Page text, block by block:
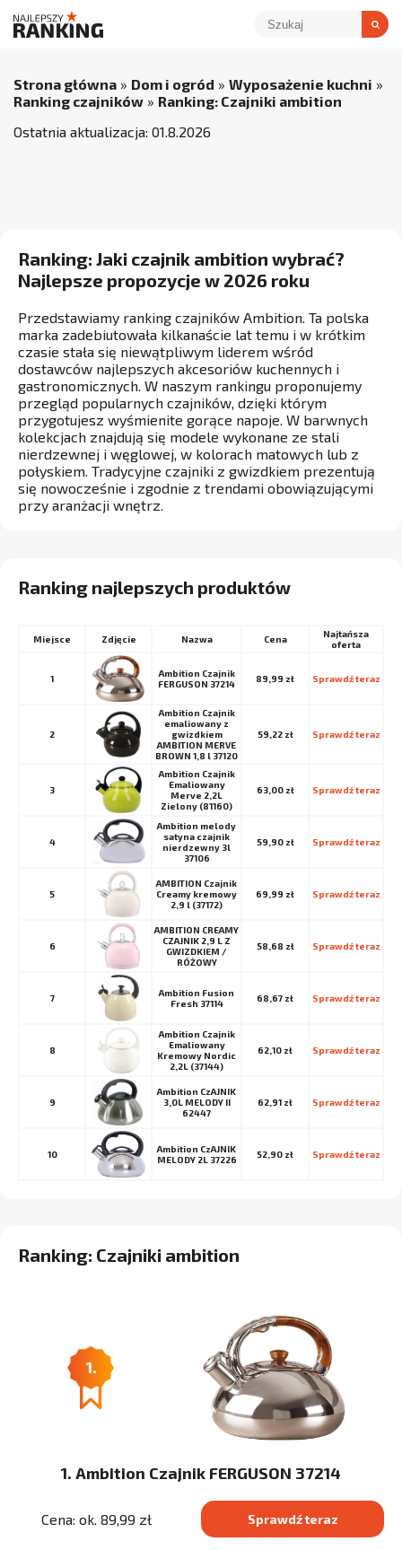
Strona główna » Dom i ogród » Wyposażenie kuchni »
Ranking czajników » Ranking: Czajniki ambition
Ostatnia aktualizacja: 01.8.2026
Ranking: Jaki czajnik ambition wybrać?
Najlepsze propozycje w 2026 roku
Przedstawiamy ranking czajników Ambition. Ta polska
marka zadebiutowała kilkanaście lat temu i w krótkim
czasie stała się niewątpliwym liderem wśród
dostawców najlepszych akcesoriów kuchennych i
gastronomicznych. W naszym rankingu proponujemy
przegląd popularnych czajników, dzięki którym
przygotujesz wyśmienite gorące napoje. W barwnych
kolekcjach znajdują się modele wykonane ze stali
nierdzewnej i węglowej, w kolorach matowych lub z
połyskiem. Tradycyjne czajniki z gwizdkiem prezentują
się nowocześnie i zgodnie z trendami obowiązującymi
przy aranżacji wnętrz.
Ranking najlepszych produktów
Miejsce Nazwa Cena
Najtańsza
oferta
1
Ambition Czajnik
FERGUSON 37214
89,99 zł Sprawdź teraz
2
Ambition Czajnik
emaliowany z
gwizdkiem
AMBITION MERVE
BROWN 1,8 l 37120
59,22 zł Sprawdź teraz
3
Ambition Czajnik
Emaliowany
Merve 2,2L
Zielony (81160)
63,00 zł Sprawdź teraz
4
Ambition melody
satyna czajnik
nierdzewny 3l
37106
59,90 zł Sprawdź teraz
5
AMBITION Czajnik
Creamy kremowy
2,9 l (37172)
69,99 zł Sprawdź teraz
6
AMBITION CREAMY
CZAJNIK 2,9 L Z
GWIZDKIEM /
RÓŻOWY
58,68 zł Sprawdź teraz
7
Ambition Fusion
Fresh 37114
68,67 zł Sprawdź teraz
8
Ambition Czajnik
Emaliowany
Kremowy Nordic
2,2L (37144)
62,10 zł Sprawdź teraz
9
Ambition CzAJNIK
3,0L MELODY II
62447
62,91 zł Sprawdź teraz
10
Ambition CzAJNIK
MELODY 2L 37226
52,90 zł Sprawdź teraz
Ranking: Czajniki ambition
1.
1. Ambition Czajnik FERGUSON 37214
Cena: ok. 89,99 zł Sprawdź teraz